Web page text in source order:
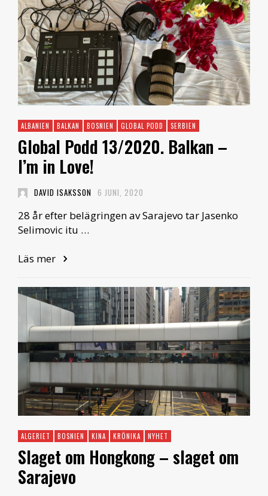
ALBANIEN BALKAN BOSNIEN GLOBAL PODD SERBIEN
Global Podd 13/2020. Balkan –
I’m in Love!
DAVID ISAKSSON 6 JUNI, 2020
28 år efter belägringen av Sarajevo tar Jasenko
Selimovic itu …
Läs mer
ALGERIET BOSNIEN KINA KRÖNIKA NYHET
Slaget om Hongkong – slaget om
Sarajevo